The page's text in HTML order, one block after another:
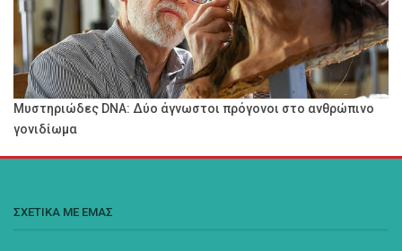
Μυστηριώδες DNA: Δύο άγνωστοι πρόγονοι στο ανθρώπινο
γονιδίωμα
ΣΧΕΤΙΚΑ ΜΕ ΕΜΑΣ